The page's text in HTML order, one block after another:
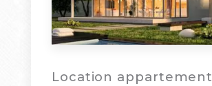
Location appartement